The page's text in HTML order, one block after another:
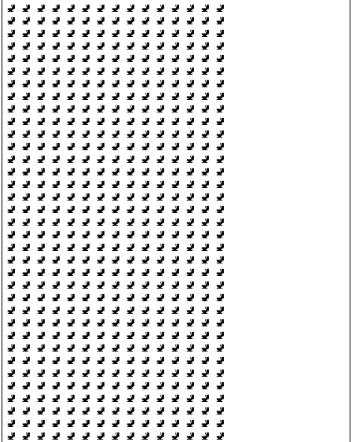
🚽 🚽 🚽 🚽 🚽 🚽 🚽 🚽 🚽 🚽 🚽 🚽 🚽 🚽 🚽
🚽 🚽 🚽 🚽 🚽 🚽 🚽 🚽 🚽 🚽 🚽 🚽 🚽 🚽 🚽
🚽 🚽 🚽 🚽 🚽 🚽 🚽 🚽 🚽 🚽 🚽 🚽 🚽 🚽 🚽
🚽 🚽 🚽 🚽 🚽 🚽 🚽 🚽 🚽 🚽 🚽 🚽 🚽 🚽 🚽
🚽 🚽 🚽 🚽 🚽 🚽 🚽 🚽 🚽 🚽 🚽 🚽 🚽 🚽 🚽
🚽 🚽 🚽 🚽 🚽 🚽 🚽 🚽 🚽 🚽 🚽 🚽 🚽 🚽 🚽
🚽 🚽 🚽 🚽 🚽 🚽 🚽 🚽 🚽 🚽 🚽 🚽 🚽 🚽 🚽
🚽 🚽 🚽 🚽 🚽 🚽 🚽 🚽 🚽 🚽 🚽 🚽 🚽 🚽 🚽
🚽 🚽 🚽 🚽 🚽 🚽 🚽 🚽 🚽 🚽 🚽 🚽 🚽 🚽 🚽
🚽 🚽 🚽 🚽 🚽 🚽 🚽 🚽 🚽 🚽 🚽 🚽 🚽 🚽 🚽
🚽 🚽 🚽 🚽 🚽 🚽 🚽 🚽 🚽 🚽 🚽 🚽 🚽 🚽 🚽
🚽 🚽 🚽 🚽 🚽 🚽 🚽 🚽 🚽 🚽 🚽 🚽 🚽 🚽 🚽
🚽 🚽 🚽 🚽 🚽 🚽 🚽 🚽 🚽 🚽 🚽 🚽 🚽 🚽 🚽
🚽 🚽 🚽 🚽 🚽 🚽 🚽 🚽 🚽 🚽 🚽 🚽 🚽 🚽 🚽
🚽 🚽 🚽 🚽 🚽 🚽 🚽 🚽 🚽 🚽 🚽 🚽 🚽 🚽 🚽
🚽 🚽 🚽 🚽 🚽 🚽 🚽 🚽 🚽 🚽 🚽 🚽 🚽 🚽 🚽
🚽 🚽 🚽 🚽 🚽 🚽 🚽 🚽 🚽 🚽 🚽 🚽 🚽 🚽 🚽
🚽 🚽 🚽 🚽 🚽 🚽 🚽 🚽 🚽 🚽 🚽 🚽 🚽 🚽 🚽
🚽 🚽 🚽 🚽 🚽 🚽 🚽 🚽 🚽 🚽 🚽 🚽 🚽 🚽 🚽
🚽 🚽 🚽 🚽 🚽 🚽 🚽 🚽 🚽 🚽 🚽 🚽 🚽 🚽 🚽
🚽 🚽 🚽 🚽 🚽 🚽 🚽 🚽 🚽 🚽 🚽 🚽 🚽 🚽 🚽
🚽 🚽 🚽 🚽 🚽 🚽 🚽 🚽 🚽 🚽 🚽 🚽 🚽 🚽 🚽
🚽 🚽 🚽 🚽 🚽 🚽 🚽 🚽 🚽 🚽 🚽 🚽 🚽 🚽 🚽
🚽 🚽 🚽 🚽 🚽 🚽 🚽 🚽 🚽 🚽 🚽 🚽 🚽 🚽 🚽
🚽 🚽 🚽 🚽 🚽 🚽 🚽 🚽 🚽 🚽 🚽 🚽 🚽 🚽 🚽
🚽 🚽 🚽 🚽 🚽 🚽 🚽 🚽 🚽 🚽 🚽 🚽 🚽 🚽 🚽
🚽 🚽 🚽 🚽 🚽 🚽 🚽 🚽 🚽 🚽 🚽 🚽 🚽 🚽 🚽
🚽 🚽 🚽 🚽 🚽 🚽 🚽 🚽 🚽 🚽 🚽 🚽 🚽 🚽 🚽
🚽 🚽 🚽 🚽 🚽 🚽 🚽 🚽 🚽 🚽 🚽 🚽 🚽 🚽 🚽
🚽 🚽 🚽 🚽 🚽 🚽 🚽 🚽 🚽 🚽 🚽 🚽 🚽 🚽 🚽
🚽 🚽 🚽 🚽 🚽 🚽 🚽 🚽 🚽 🚽 🚽 🚽 🚽 🚽 🚽
🚽 🚽 🚽 🚽 🚽 🚽 🚽 🚽 🚽 🚽 🚽 🚽 🚽 🚽 🚽
🚽 🚽 🚽 🚽 🚽 🚽 🚽 🚽 🚽 🚽 🚽 🚽 🚽 🚽 🚽
🚽 🚽 🚽 🚽 🚽 🚽 🚽 🚽 🚽 🚽 🚽 🚽 🚽 🚽 🚽
🚽 🚽 🚽 🚽 🚽 🚽 🚽 🚽 🚽 🚽 🚽 🚽 🚽 🚽 🚽